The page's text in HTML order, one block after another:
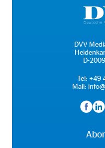
DVV
D-
Tel: +49
Mail: